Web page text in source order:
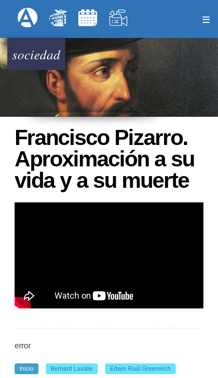
al
principal
Menú Superior
sociedad
Francisco Pizarro.
Aproximación a su
vida y a su muerte
error
Inicio Bernard Lavalle Edwin Raúl Greenwich